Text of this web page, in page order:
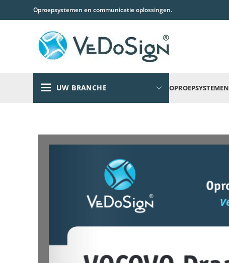
Oproepsystemen en communicatie oplossingen.
UW BRANCHE OPROEPSYSTEMEN